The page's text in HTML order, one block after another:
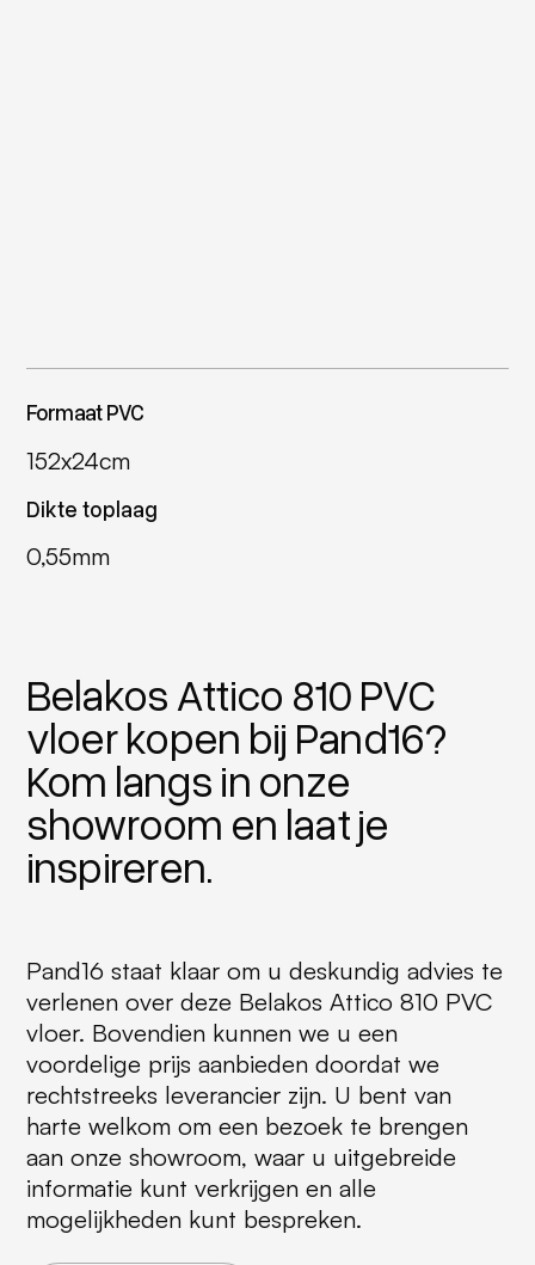
Formaat PVC
152x24cm
Dikte toplaag
0,55mm
Belakos Attico 810 PVC
vloer kopen bij Pand16?
Kom langs in onze
showroom en laat je
inspireren.
Pand16 staat klaar om u deskundig advies te
verlenen over deze Belakos Attico 810 PVC
vloer. Bovendien kunnen we u een
voordelige prijs aanbieden doordat we
rechtstreeks leverancier zijn. U bent van
harte welkom om een bezoek te brengen
aan onze showroom, waar u uitgebreide
informatie kunt verkrijgen en alle
mogelijkheden kunt bespreken.